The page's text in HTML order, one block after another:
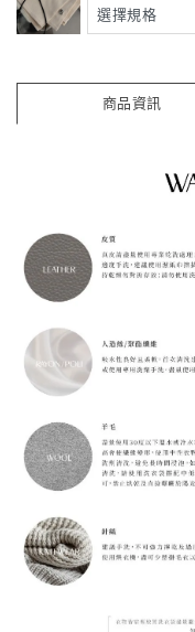
商品資訊